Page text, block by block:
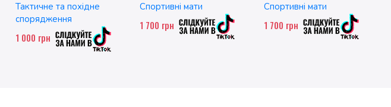
Тактичне та похідне
спорядження
1 000 грн
Спортивні мати
1 700 грн
Спортивні мати
1 700 грн